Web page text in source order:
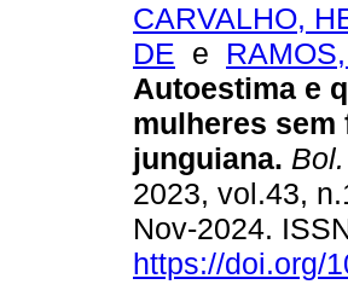
CARVALHO,
DE e
Autoestima e
mulheres sem
junguiana.
2023, vol.43,
Nov-2024.
https://doi.org/